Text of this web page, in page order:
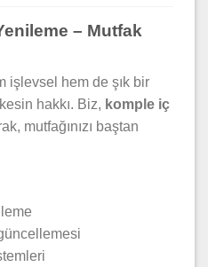
– Mutfak
işlevsel hem de şık bir
hakkı. Biz, komple iç
mutfağınızı baştan